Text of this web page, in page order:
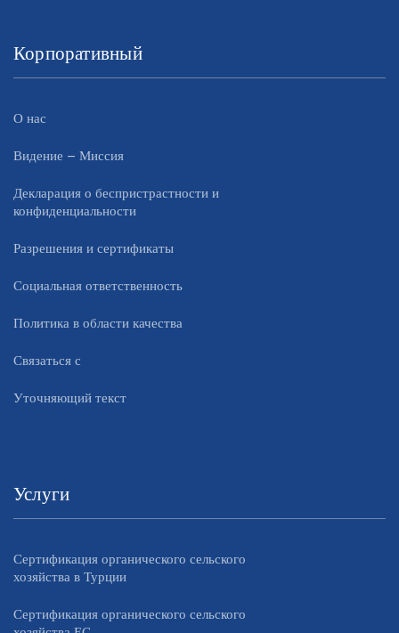
Корпоративный
О нас
Видение – Миссия
Декларация о беспристрастности и
конфиденциальности
Разрешения и сертификаты
Социальная ответственность
Политика в области качества
Связаться с
Уточняющий текст
Услуги
Сертификация органического сельского
хозяйства в Турции
Сертификация органического сельского